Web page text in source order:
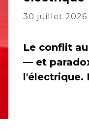
30 juillet 2026
Le conflit
— et
l'électrique.